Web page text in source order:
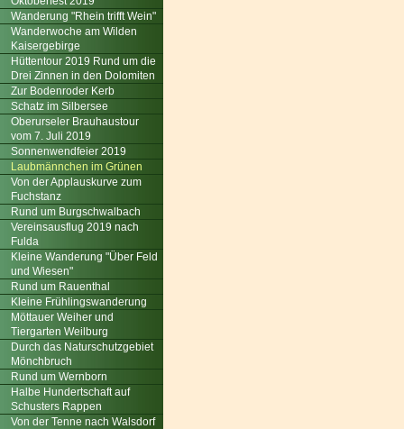
Wanderung "Rhein trifft Wein"
Wanderwoche am Wilden
Kaisergebirge
Hüttentour 2019 Rund um die
Drei Zinnen in den Dolomiten
Zur Bodenroder Kerb
Schatz im Silbersee
Oberurseler Brauhaustour
vom 7. Juli 2019
Sonnenwendfeier 2019
Laubmännchen im Grünen
Von der Applauskurve zum
Fuchstanz
Rund um Burgschwalbach
Vereinsausflug 2019 nach
Fulda
Kleine Wanderung "Über Feld
und Wiesen"
Rund um Rauenthal
Kleine Frühlingswanderung
Möttauer Weiher und
Tiergarten Weilburg
Durch das Naturschutzgebiet
Mönchbruch
Rund um Wernborn
Halbe Hundertschaft auf
Schusters Rappen
Von der Tenne nach Walsdorf